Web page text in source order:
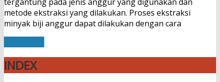
metode ekstraksi yang dilakukan. Proses ekstraksi
minyak biji anggur dapat dilakukan dengan cara
INDEX